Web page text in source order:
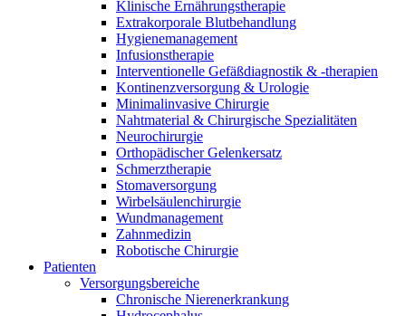
Gut zu wissen
MDR, eIFU & Co. – hier finden Sie nützliche Informationen
rund um unsere Produkte.
Im Dialog mit B. Braun. Hier treten Sie mit uns in
Verbindung.
Klinische Ernährungstherapie
Extrakorporale Blutbehandlung
Hygienemanagement
Infusionstherapie
Interventionelle Gefäßdiagnostik & -therapien
Kontinenzversorgung & Urologie
Minimalinvasive Chirurgie
Nahtmaterial & Chirurgische Spezialitäten
Neurochirurgie
Orthopädischer Gelenkersatz
Schmerztherapie
Stomaversorgung
Wirbelsäulenchirurgie
Wundmanagement
Zahnmedizin
Robotische Chirurgie
Patienten
Versorgungsbereiche
Chronische Nierenerkrankung